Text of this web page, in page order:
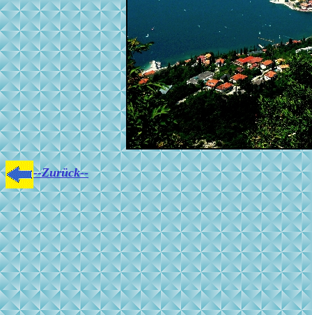
--Zurück--